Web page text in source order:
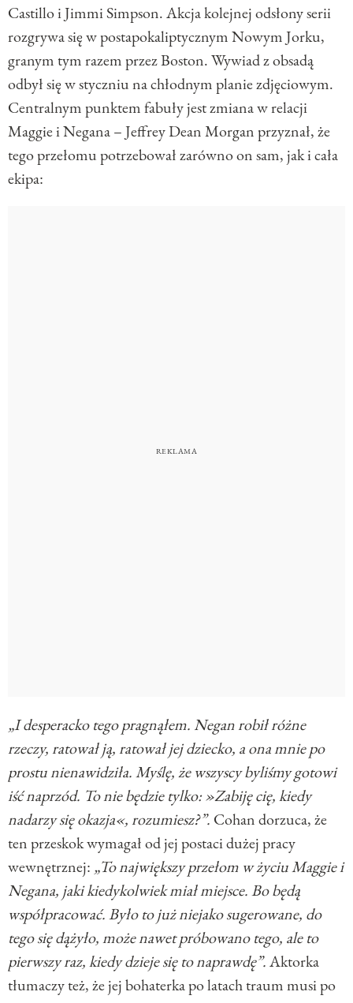
Castillo i Jimmi Simpson. Akcja kolejnej odsłony serii
rozgrywa się w postapokaliptycznym Nowym Jorku,
granym tym razem przez Boston. Wywiad z obsadą
odbył się w styczniu na chłodnym planie zdjęciowym.
Centralnym punktem fabuły jest zmiana w relacji
Maggie i Negana – Jeffrey Dean Morgan przyznał, że
tego przełomu potrzebował zarówno on sam, jak i cała
ekipa:
„I desperacko tego pragnąłem. Negan robił różne
rzeczy, ratował ją, ratował jej dziecko, a ona mnie po
prostu nienawidziła. Myślę, że wszyscy byliśmy gotowi
iść naprzód. To nie będzie tylko: »Zabiję cię, kiedy
nadarzy się okazja«, rozumiesz?”. Cohan dorzuca, że
ten przeskok wymagał od jej postaci dużej pracy
wewnętrznej: „To największy przełom w życiu Maggie i
Negana, jaki kiedykolwiek miał miejsce. Bo będą
współpracować. Było to już niejako sugerowane, do
tego się dążyło, może nawet próbowano tego, ale to
pierwszy raz, kiedy dzieje się to naprawdę”.Aktorka
tłumaczy też, że jej bohaterka po latach traum musi po